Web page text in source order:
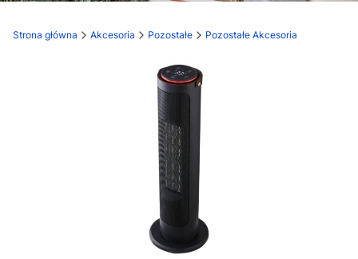
Strona główna Akcesoria Pozostałe Pozostałe Akcesoria